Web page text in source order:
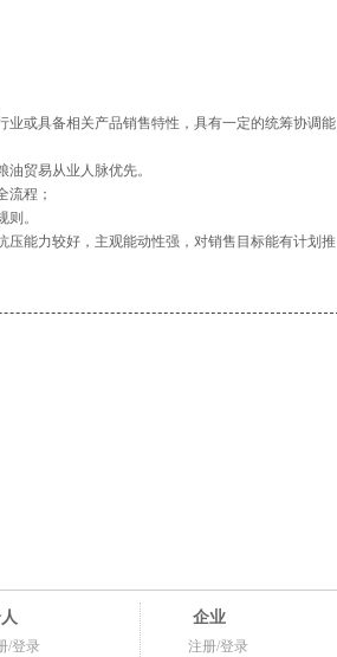
或具备相关产品销售特性，具有一定的统筹协调能
贸易从业人脉优先。
流程；
。
能力较好，主观能动性强，对销售目标能有计划推
/登录
企业
注册/登录